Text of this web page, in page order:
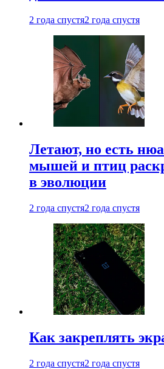
2 года спустя2 года спустя
Летают, но есть
мышей и птиц
в эволюции
2 года спустя2 года спустя
Как закреплять
2 года спустя2 года спустя